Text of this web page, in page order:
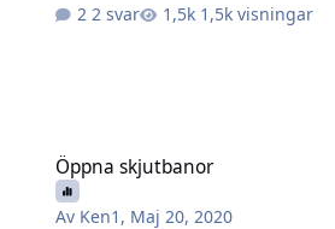
2 svar 1,5k visningar
Öppna skjutbanor
Av Ken1 , Maj 20, 2020